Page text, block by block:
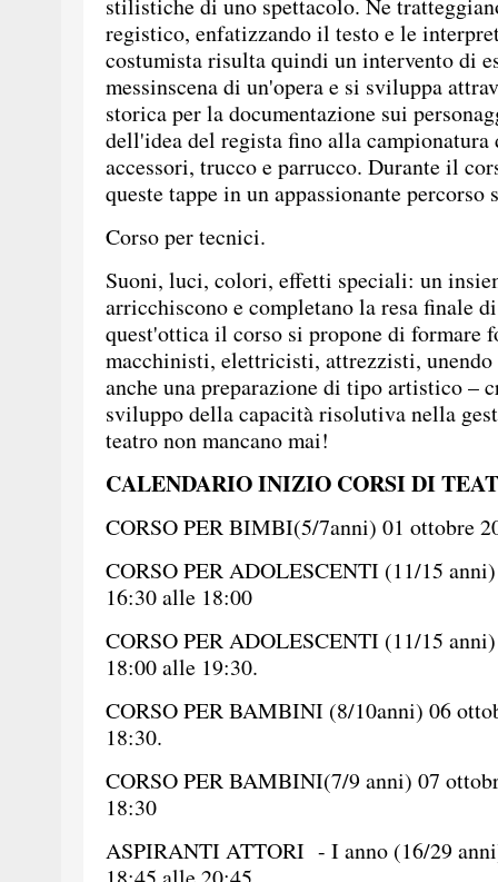
stilistiche di uno spettacolo. Ne
registico, enfatizzando il testo e le
costumista risulta quindi un intervento di
messinscena di un'opera e si sviluppa
storica per la documentazione sui
dell'idea del regista fino alla
accessori, trucco e parrucco. Durante il
queste tappe in un appassionante
Corso per tecnici.
Suoni, luci, colori, effetti speciali: un
arricchiscono e completano la resa finale
quest'ottica il corso si propone di
macchinisti, elettricisti, attrezzisti, unendo
anche una preparazione di tipo artistico –
sviluppo della capacità risolutiva nella
teatro non mancano mai!
CALENDARIO INIZIO CORSI DI
CORSO PER BIMBI(5/7anni) 01 ottobre
CORSO PER ADOLESCENTI (11/15
16:30 alle 18:00
CORSO PER ADOLESCENTI (11/15
18:00 alle 19:30.
CORSO PER BAMBINI (8/10anni) 06
18:30.
CORSO PER BAMBINI(7/9 anni) 07
18:30
ASPIRANTI ATTORI - I anno (16/29